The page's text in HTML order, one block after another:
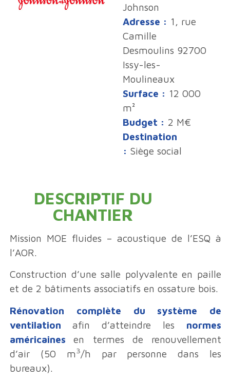
Johnson
Adresse : 1, rue
Camille
Desmoulins 92700
Issy-les-
Moulineaux
Surface : 12 000
m²
Budget : 2 M€
Destination
: Siège social
DESCRIPTIF DU
CHANTIER
Mission MOE fluides – acoustique de l’ESQ à
l’AOR.
Construction d’une salle polyvalente en paille
et de 2 bâtiments associatifs en ossature bois.
Rénovation complète du système de
ventilation afin d’atteindre les normes
américainesen termes de renouvellement
d’air (50 m3/h par personne dans les
bureaux).